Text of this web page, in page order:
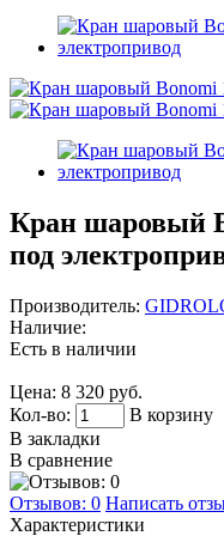
Кран шаровый
под
Производитель:
Наличие:
Есть в наличии
Цена: 8 320 руб.
Кол-во:
В корзину
В закладки
В сравнение
Отзывов: 0 Написать
Характеристики